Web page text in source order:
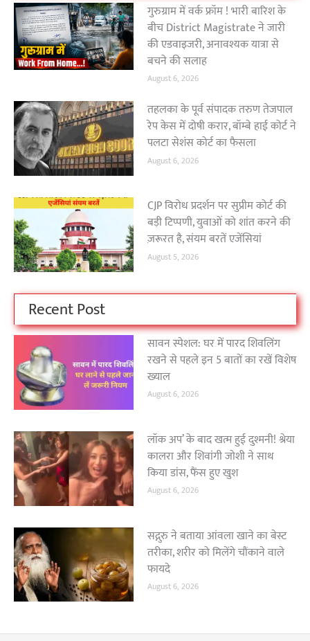
गुरुग्राम में वर्क फ्रॉम ! भारी बारिश के
बीच District Magistrate ने जारी
की एडवाइजरी, अनावश्यक यात्रा से
बचने की सलाह
August 6, 2026
तहलका के पूर्व संपादक तरुण तेजपाल
रेप केस में दोषी करार, बॉम्बे हाई कोर्ट ने
पलटा सेशंस कोर्ट का फैसला
August 6, 2026
CJP विरोध प्रदर्शन पर सुप्रीम कोर्ट की
बड़ी टिप्पणी, युवाओं को शांत करने की
ज़रूरत है, संयम बरतें एजेंसियां
August 5, 2026
Recent Post
सावन स्पेशल: घर में पारद शिवलिंग
रखने से पहले इन 5 बातों का रखें विशेष
ख्याल
August 6, 2026
लॉक अप’ के बाद खत्म हुई दुश्मनी! श्रेया
कालरा और शिवांगी जोशी ने साथ
किया डांस, फैंस हुए खुश
August 6, 2026
सद्गुरु ने बताया आंवला खाने का बेस्ट
तरीका, शरीर को मिलेंगे चौंकाने वाले
फायदे
August 6, 2026